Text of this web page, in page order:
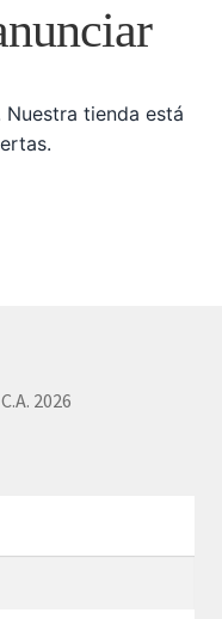
tienda está
2026